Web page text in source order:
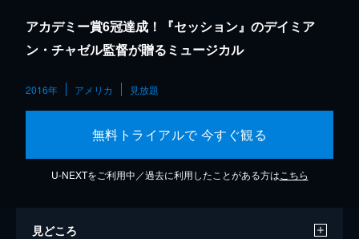
アカデミー賞6冠達成！『セッション』のデイミア
ン・チャゼル監督が贈るミュージカル
2016年 アメリカ 見放題
無料トライアルで 今すぐ観る
U-NEXTをご利用中／過去に利用したことがある方は こちら
見どころ